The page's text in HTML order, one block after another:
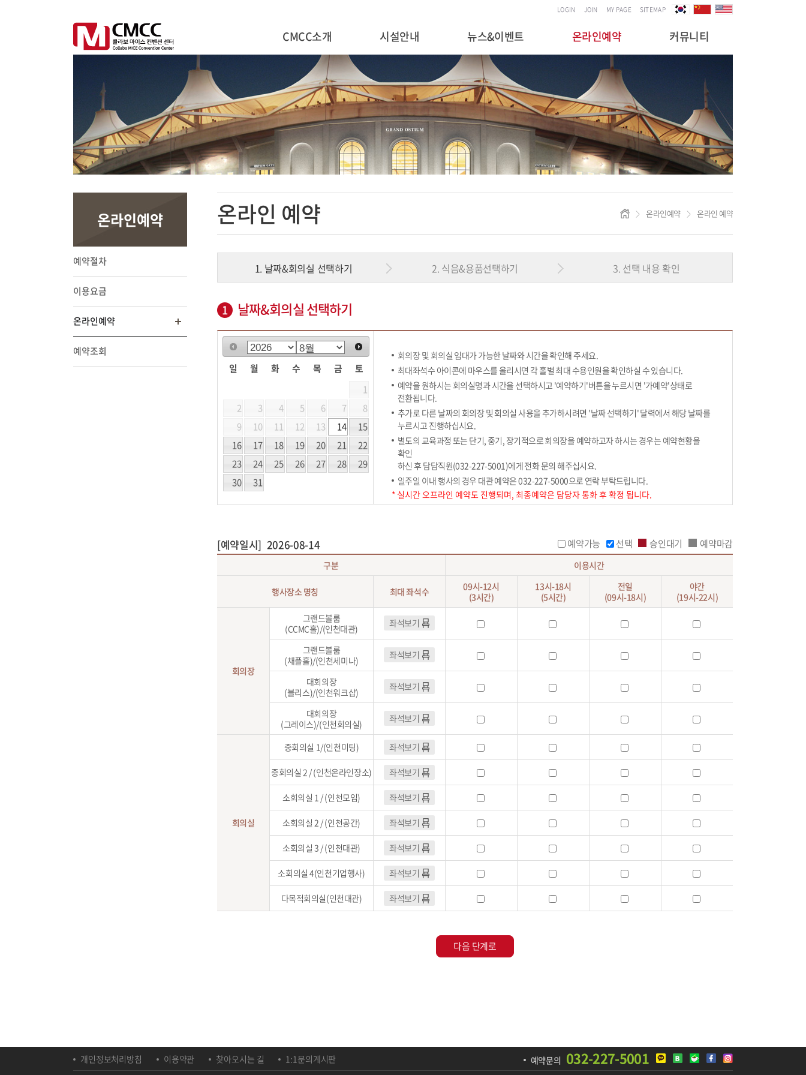
LOGIN JOIN MY PAGE SITEMAP
CMCC소개 시설안내 뉴스&이벤트 온라인예약 커뮤니티
온라인예약
예약절차
이용요금
온라인예약
예약조회
온라인 예약 > 온라인예약 > 온라인 예약
1. 날짜&회의실 선택하기 2. 식음&용품선택하기 3. 선택 내용 확인
1 날짜&회의실 선택하기
일 월 화 수 목 금
토
1
2
3 4 5 6 7
8
9
10 11 12 13 14
15
16
17 18 19 20 21
22
23
24 25 26 27 28
29
30
31
회의장 및 회의실 임대가 가능한 날짜와 시간을 확인해 주세요.
최대좌석수 아이콘에 마우스를 올리시면 각 홀별 최대 수용인원을 확인하실 수 있습니다.
예약을 원하시는 회의실명과 시간을 선택하시고 '예약하기'버튼을 누르시면 '가예약'상태로
전환됩니다.
추가로 다른 날짜의 회의장 및 회의실 사용을 추가하시려면 '날짜 선택하기' 달력에서 해당 날짜를
누르시고 진행하십시요.
별도의 교육과정 또는 단기, 중기, 장기적으로 회의장을 예약하고자 하시는 경우는 예약현황을
확인
하신 후 담담직원(032-227-5001)에게 전화 문의 해주십시요.
일주일 이내 행사의 경우 대관 예약은 032-227-5000으로 연락 부탁드립니다.
* 실시간 오프라인 예약도 진행되며, 최종예약은 담당자 통화 후 확정 됩니다.
[예약일시] 2026-08-14 예약가능 선택 승인대기 예약마감
구분 이용시간
행사장소 명칭 최대 좌석수
09시-12시
(3시간)
13시-18시
(5시간)
전일
(09시-18시)
야간
(19시-22시)
회의장
그랜드볼룸
(CCMC홀)/(인천대관)
좌석보기
그랜드볼룸
(채플홀)/(인천세미나)
좌석보기
대회의장
(블리스)/(인천워크샵)
좌석보기
대회의장
(그레이스)/(인천회의실)
좌석보기
회의실
중회의실 1/(인천미팅) 좌석보기
중회의실 2 / (인천온라인장소) 좌석보기
소회의실 1 / (인천모임) 좌석보기
소회의실 2 / (인천공간) 좌석보기
소회의실 3 / (인천대관) 좌석보기
소회의실 4(인천기업행사) 좌석보기
다목적회의실(인천대관) 좌석보기
개인정보처리방침 이용약관 찾아오시는 길 1:1문의게시판 예약문의 032-227-5001